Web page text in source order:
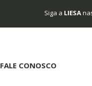
Siga a LIESA
FALE CONOSCO